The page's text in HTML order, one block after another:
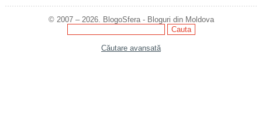
© 2007 – 2026. BlogoSfera - Bloguri din Moldova
Căutare avansată